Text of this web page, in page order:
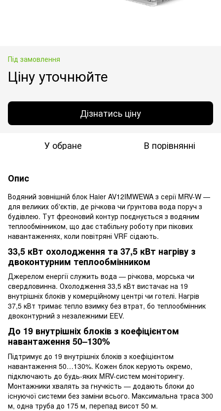
Під замовлення
Ціну уточнюйте
Дізнатись ціну
У обране В порівнянні
Опис
Водяний зовнішній блок Haier AV12IMWEWA з серії MRV-W —
для великих об'єктів, де річкова чи ґрунтова вода поруч з
будівлею. Тут фреоновий контур поєднується з водяним
теплообмінником, що дає стабільну роботу при пікових
навантаженнях, коли повітряні VRF сідають.
33,5 кВт охолодження та 37,5 кВт нагріву з
двоконтурним теплообмінником
Джерелом енергії служить вода — річкова, морська чи
свердловинна. Охолодження 33,5 кВт вистачає на 19
внутрішніх блоків у комерційному центрі чи готелі. Нагрів
37,5 кВт тримає тепло взимку без втрат, бо теплообмінник
двоконтурний з незалежними EEV.
До 19 внутрішніх блоків з коефіцієнтом
навантаження 50–130%
Підтримує до 19 внутрішніх блоків з коефіцієнтом
навантаження 50…130%. Кожен блок керують окремо,
підключають до будь-яких MRV-систем моніторингу.
Монтажники хвалять за гнучкість — додають блоки до
існуючої системи без заміни всього. Максимальна траса 300
м, одна труба до 175 м, перепад висот 50 м.